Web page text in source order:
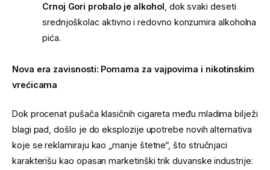
Crnoj Gori probalo je alkohol , dok svaki deseti
srednjoškolac aktivno i redovno konzumira alkoholna
pića.
Nova era zavisnosti: Pomama za vajpovima i nikotinskim
vrećicama
Dok procenat pušača klasičnih cigareta među mladima bilježi
blagi pad, došlo je do eksplozije upotrebe novih alternativa
koje se reklamiraju kao „manje štetne“, što stručnjaci
karakterišu kao opasan marketinški trik duvanske industrije: